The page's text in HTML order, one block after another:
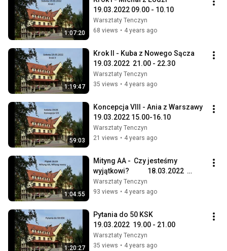
1:07:20
19.03.2022 09.00 - 10.10
Warsztaty Tenczyn
68 views • 4 years ago
1:19:47
Krok II - Kuba z Nowego Sącza
19.03.2022  21.00 - 22.30
Warsztaty Tenczyn
35 views • 4 years ago
59:03
Koncepcja VIII - Ania z Warszawy
19.03.2022 15.00-16.10
Warsztaty Tenczyn
21 views • 4 years ago
1:04:55
Mityng AA -  Czy jesteśmy
wyjątkowi?            18.03.2022
19.00-21.00
Warsztaty Tenczyn
93 views • 4 years ago
1:20:27
Pytania do 50 KSK
19.03.2022  19.00 - 21.00
Warsztaty Tenczyn
35 views • 4 years ago